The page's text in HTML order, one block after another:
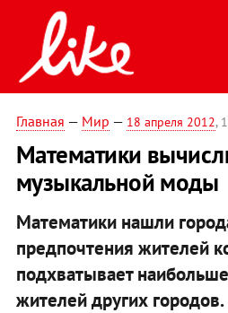
Главная — Мир — 18 апреля 2012,
Математики
музыкальной моды
Математики нашли
предпочтения жителей
подхватывает
жителей других городов.